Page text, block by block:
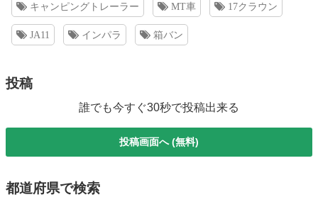
キャンピングトレーラー MT車 17クラウン
JA11 インパラ 箱バン
投稿
誰でも今すぐ30秒で投稿出来る
投稿画面へ (無料)
都道府県で検索